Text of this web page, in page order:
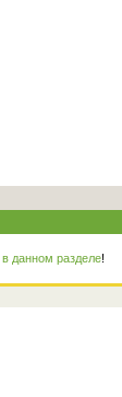
в данном разделе!